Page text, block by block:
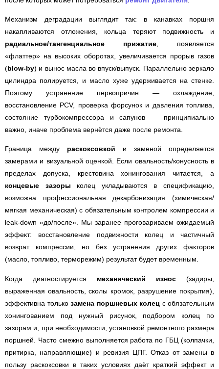
Механизм деградации выглядит так: в канавках поршня
накапливаются отложения, кольца теряют подвижность и
радиальное/тангенциальное прижатие , появляется
«флаттер» на высоких оборотах, увеличивается прорыв газов
(blow-by) и вынос масла во впуск/выпуск. Параллельно зеркало
цилиндра полируется, и масло хуже удерживается на стенке.
Поэтому устранение первопричин — охлаждение,
восстановление PCV, проверка форсунок и давления топлива,
состояние турбокомпрессора и сапунов — принципиально
важно, иначе проблема вернётся даже после ремонта.
Граница между раскоксовкой и заменой определяется
замерами и визуальной оценкой. Если овальность/конусность в
пределах допуска, крестовина хонингования читается, а
концевые зазоры колец укладываются в спецификацию,
возможна профессиональная декарбонизация (химическая/
мягкая механическая) с обязательным контролем компрессии и
leak-down «до/после». Мы заранее проговариваем ожидаемый
эффект: восстановление подвижности колец и частичный
возврат компрессии, но без устранения других факторов
(масло, топливо, терморежим) результат будет временным.
Когда диагностируется механический износ (задиры,
выраженная овальность, сколы кромок, разрушение покрытия),
эффективна только замена поршневых колец с обязательным
хонингованием под нужный рисунок, подбором колец по
зазорам и, при необходимости, установкой ремонтного размера
поршней. Часто смежно выполняется работа по ГБЦ (колпачки,
притирка, направляющие) и ревизия ЦПГ. Отказ от замены в
пользу раскоксовки в таких условиях даёт краткий эффект и